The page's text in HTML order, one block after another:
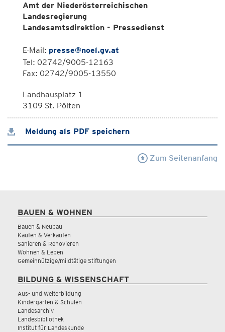
Amt der Niederösterreichischen
Landesregierung
Landesamtsdirektion - Pressedienst
E-Mail: presse@noel.gv.at
Tel: 02742/9005-12163
Fax: 02742/9005-13550
Landhausplatz 1
3109 St. Pölten
Meldung als PDF speichern
Zum Seitenanfang
BAUEN & WOHNEN
Bauen & Neubau
Kaufen & Verkaufen
Sanieren & Renovieren
Wohnen & Leben
Gemeinnützige/mildtätige Stiftungen
BILDUNG & WISSENSCHAFT
Aus- und Weiterbildung
Kindergärten & Schulen
Landesarchiv
Landesbibliothek
Institut für Landeskunde